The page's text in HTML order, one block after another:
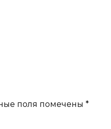
поля помечены *